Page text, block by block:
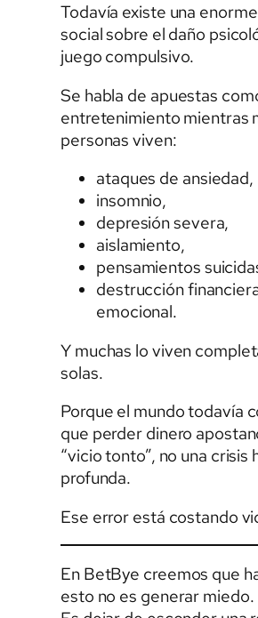
Todavía existe una
social sobre el daño
juego compulsivo.
Se habla de apuestas
entretenimiento mientras
personas viven:
ataques de ansiedad,
insomnio,
depresión severa,
aislamiento,
pensamientos
destrucción
emocional.
Y muchas lo viven
solas.
Porque el mundo todavía
que perder dinero
“vicio tonto”, no una crisis
profunda.
Ese error está costando
En BetBye creemos que
esto no es generar miedo.